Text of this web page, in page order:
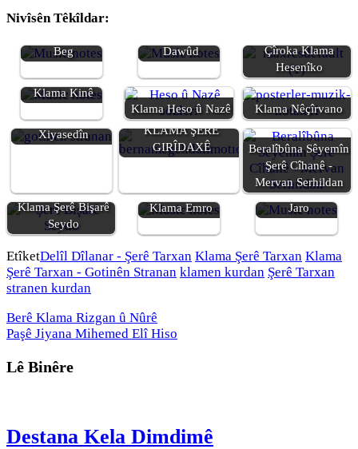
Nivîsên Têkîldar:
Beg
Dawûd
Çîroka Klama
Hesenîko
Klama Kinê
Klama Heso û Nazê
Klama Nêçîrvano
Klama Kekê
Xiyasedîn
KLAMA ŞERÊ
GIRÎDAXÊ
Beralîbûna Sêyemîn
Şerê Cîhanê -
Mervan Serhildan
Klama Şerê Bişarê
Seydo
Klama Emro
Klama Heyran
Jaro
EtîketDelîl Dîlanar - Şerê Tarxan Klama Şerê Tarxan Klama
Şerê Tarxan - Gotinên Stranan klamen kurdan Şerê Tarxan
stranen kurdan
Berê Klama Rizgan û Nûrê
Paşê Jiyana Mihemed Elî Hiso
Lê Binêre
Destana Kela Dimdimê